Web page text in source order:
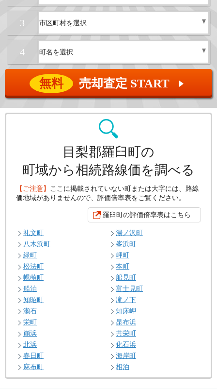
3
4
無料 売却査定 START ▲
目梨郡羅臼町の
町域から相続路線価を調べる
【ご注意】 ここに掲載されていない町または大字には、路線
価地域がありませんので、評価倍率表をご覧ください。
羅臼町の評価倍率表はこちら
礼文町
湯ノ沢町
八木浜町
峯浜町
緑町
岬町
松法町
本町
幌萌町
船見町
船泊
富士見町
知昭町
滝ノ下
瀬石
知床岬
栄町
昆布浜
崩浜
共栄町
北浜
化石浜
春日町
海岸町
麻布町
相泊